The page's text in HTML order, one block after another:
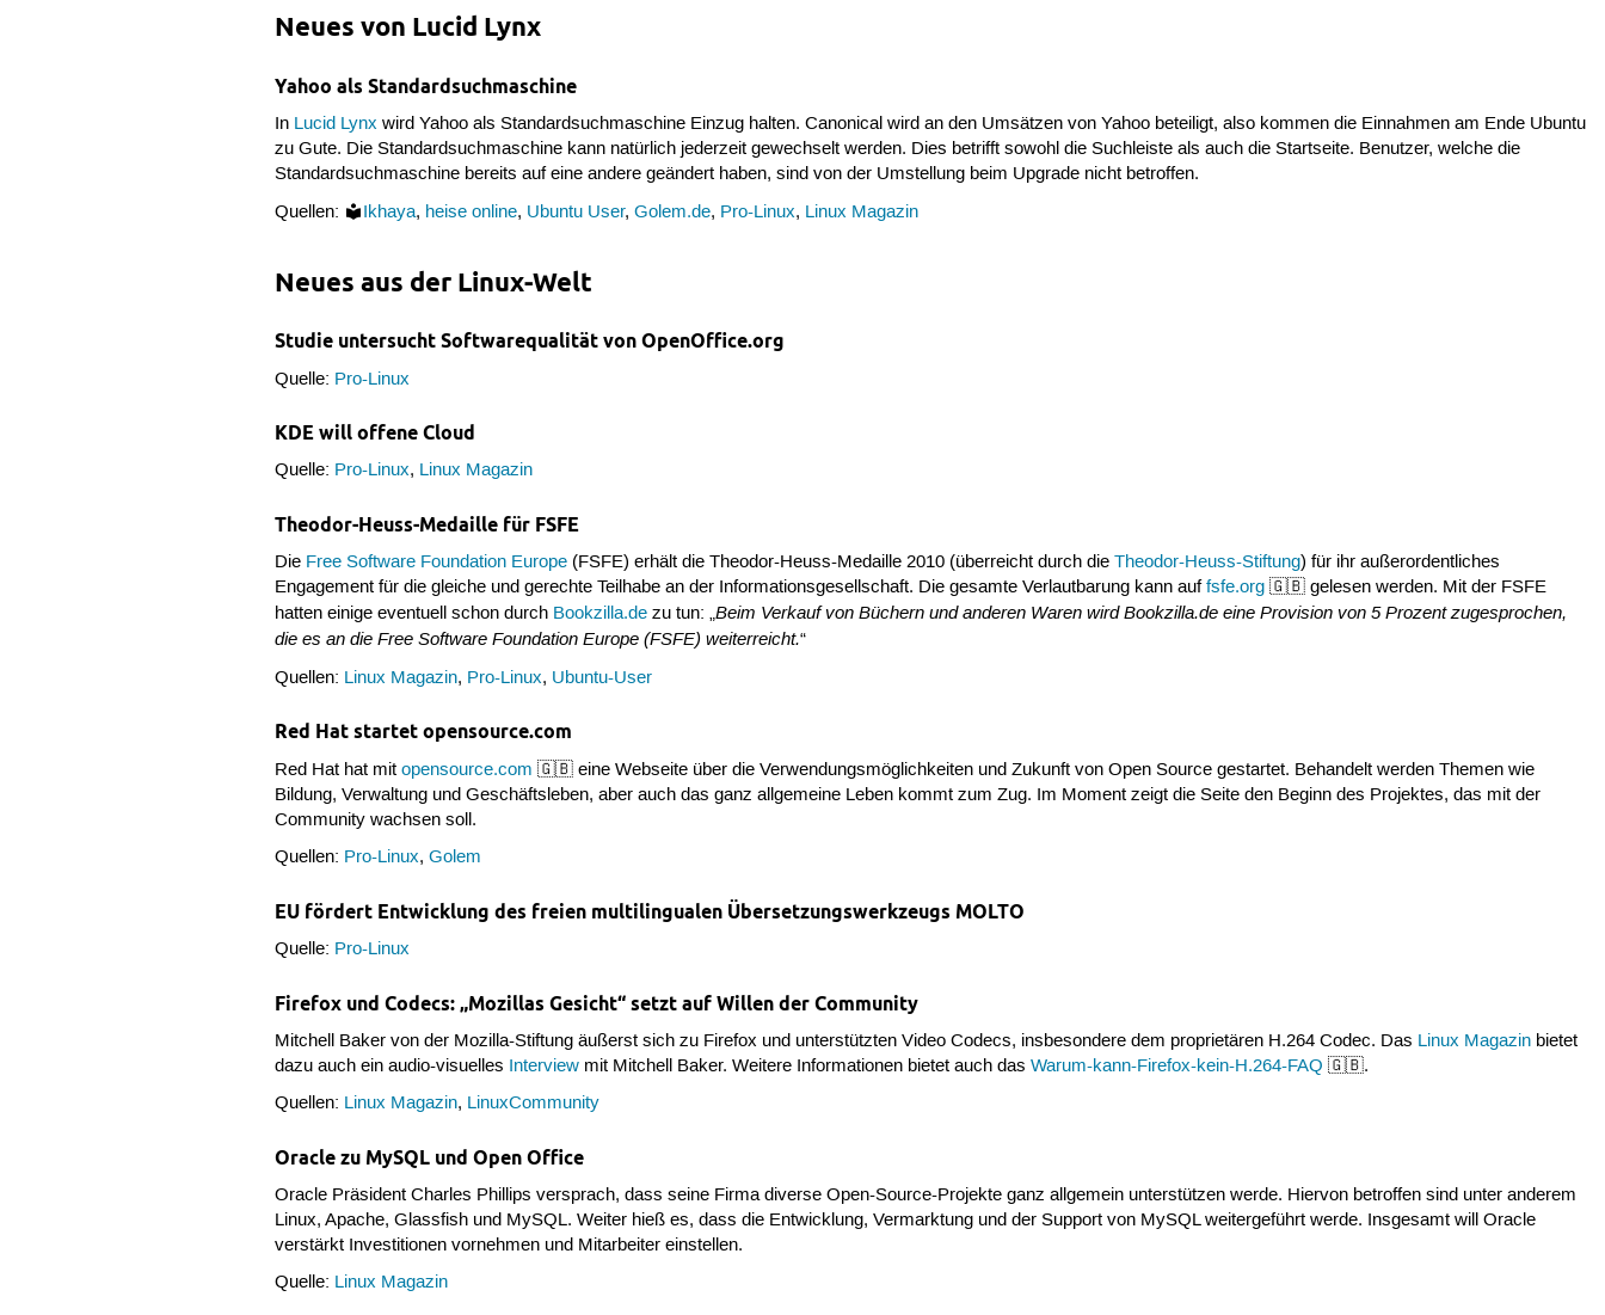
Neues von Lucid Lynx
Yahoo als Standardsuchmaschine
In Lucid Lynx wird Yahoo als Standardsuchmaschine Einzug halten. Canonical wird an den Umsätzen von Yahoo beteiligt, also kommen die Einnahmen am Ende Ubuntu
zu Gute. Die Standardsuchmaschine kann natürlich jederzeit gewechselt werden. Dies betrifft sowohl die Suchleiste als auch die Startseite. Benutzer, welche die
Standardsuchmaschine bereits auf eine andere geändert haben, sind von der Umstellung beim Upgrade nicht betroffen.
Quellen:
Ikhaya, heise online, Ubuntu User,Golem.de, Pro-Linux, Linux Magazin
Neues aus der Linux-Welt
Studie untersucht Softwarequalität von OpenOffice.org
Quelle: Pro-Linux
KDE will offene Cloud
Quelle: Pro-Linux, Linux Magazin
Theodor-Heuss-Medaille für FSFE
Die Free Software Foundation Europe (FSFE) erhält die Theodor-Heuss-Medaille 2010 (überreicht durch dieTheodor-Heuss-Stiftung) für ihr außerordentliches
Engagement für die gleiche und gerechte Teilhabe an der Informationsgesellschaft. Die gesamte Verlautbarung kann auffsfe.org 🇬🇧 gelesen werden. Mit der FSFE
hatten einige eventuell schon durch Bookzilla.de zu tun: „Beim Verkauf von Büchern und anderen Waren wird Bookzilla.de eine Provision von 5 Prozent zugesprochen,
die es an die Free Software Foundation Europe (FSFE) weiterreicht.“
Quellen: Linux Magazin, Pro-Linux, Ubuntu-User
Red Hat startet opensource.com
Red Hat hat mitopensource.com 🇬🇧 eine Webseite über die Verwendungsmöglichkeiten und Zukunft von Open Source gestartet. Behandelt werden Themen wie
Bildung, Verwaltung und Geschäftsleben, aber auch das ganz allgemeine Leben kommt zum Zug. Im Moment zeigt die Seite den Beginn des Projektes, das mit der
Community wachsen soll.
Quellen: Pro-Linux,Golem
EU fördert Entwicklung des freien multilingualen Übersetzungswerkzeugs MOLTO
Quelle: Pro-Linux
Firefox und Codecs: „Mozillas Gesicht“ setzt auf Willen der Community
Mitchell Baker von der Mozilla-Stiftung äußerst sich zu Firefox und unterstützten Video Codecs, insbesondere dem proprietären H.264 Codec. Das Linux Magazin bietet
dazu auch ein audio-visuelles Interview mit Mitchell Baker. Weitere Informationen bietet auch dasWarum-kann-Firefox-kein-H.264-FAQ 🇬🇧.
Quellen: Linux Magazin, LinuxCommunity
Oracle zu MySQL und Open Office
Oracle Präsident Charles Phillips versprach, dass seine Firma diverse Open-Source-Projekte ganz allgemein unterstützen werde. Hiervon betroffen sind unter anderem
Linux, Apache, Glassfish und MySQL. Weiter hieß es, dass die Entwicklung, Vermarktung und der Support von MySQL weitergeführt werde. Insgesamt will Oracle
verstärkt Investitionen vornehmen und Mitarbeiter einstellen.
Quelle: Linux Magazin